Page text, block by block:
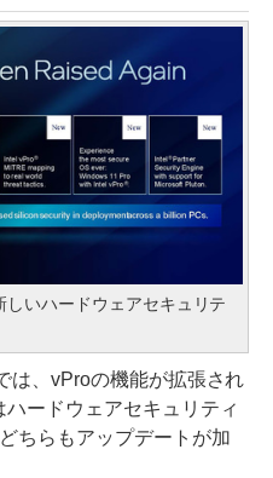
いハードウェアセキュリテ
、vProの機能が拡張され
ードウェアセキュリティ
ちらもアップデートが加